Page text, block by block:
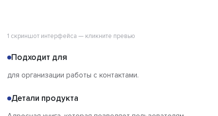
1 скриншот интерфейса — кликните превью
Подходит для
для организации работы с контактами.
Детали продукта